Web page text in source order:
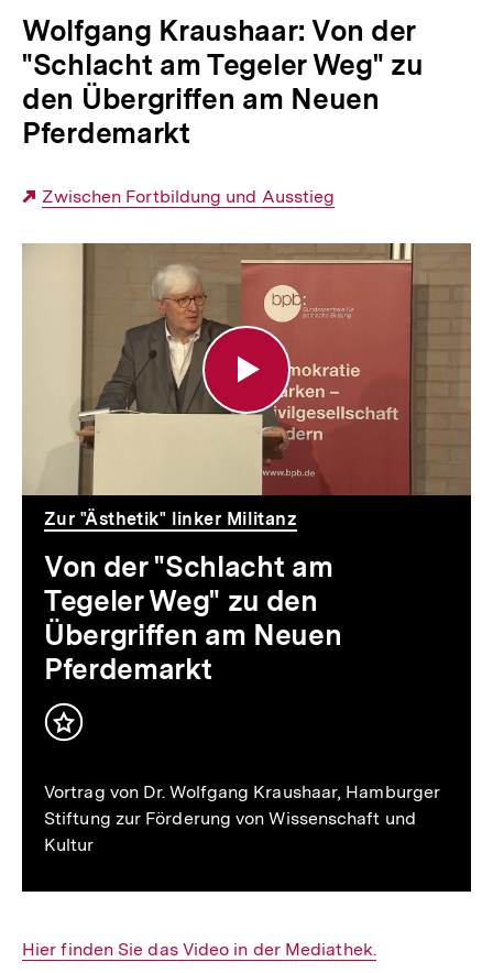
Wolfgang Kraushaar: Von der
"Schlacht am Tegeler Weg" zu
den Übergriffen am Neuen
Pferdemarkt
Externer
Zwischen Fortbildung und Ausstieg
"Schlacht
Tegeler
Weg"
zu
den
Übergriffen
am
Neuen
Pferdemarkt
Zur "Ästhetik" linker Militanz
Von der "Schlacht am
Tegeler Weg" zu den
Übergriffen am Neuen
Pferdemarkt
Inhalt
Vortrag von Dr. Wolfgang Kraushaar, Hamburger
Stiftung zur Förderung von Wissenschaft und
Kultur
Interner
Hier finden Sie das Video in der Mediathek.